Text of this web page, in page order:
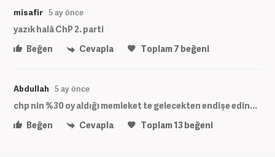
misafir 5 ay önce
yazık halâ ChP 2. parti
Beğen
Cevapla Toplam7 beğeni
Abdullah 5 ay önce
chp nin %30 oy aldığı memleket te gelecekten endişe edin...
Beğen
Cevapla Toplam13beğeni